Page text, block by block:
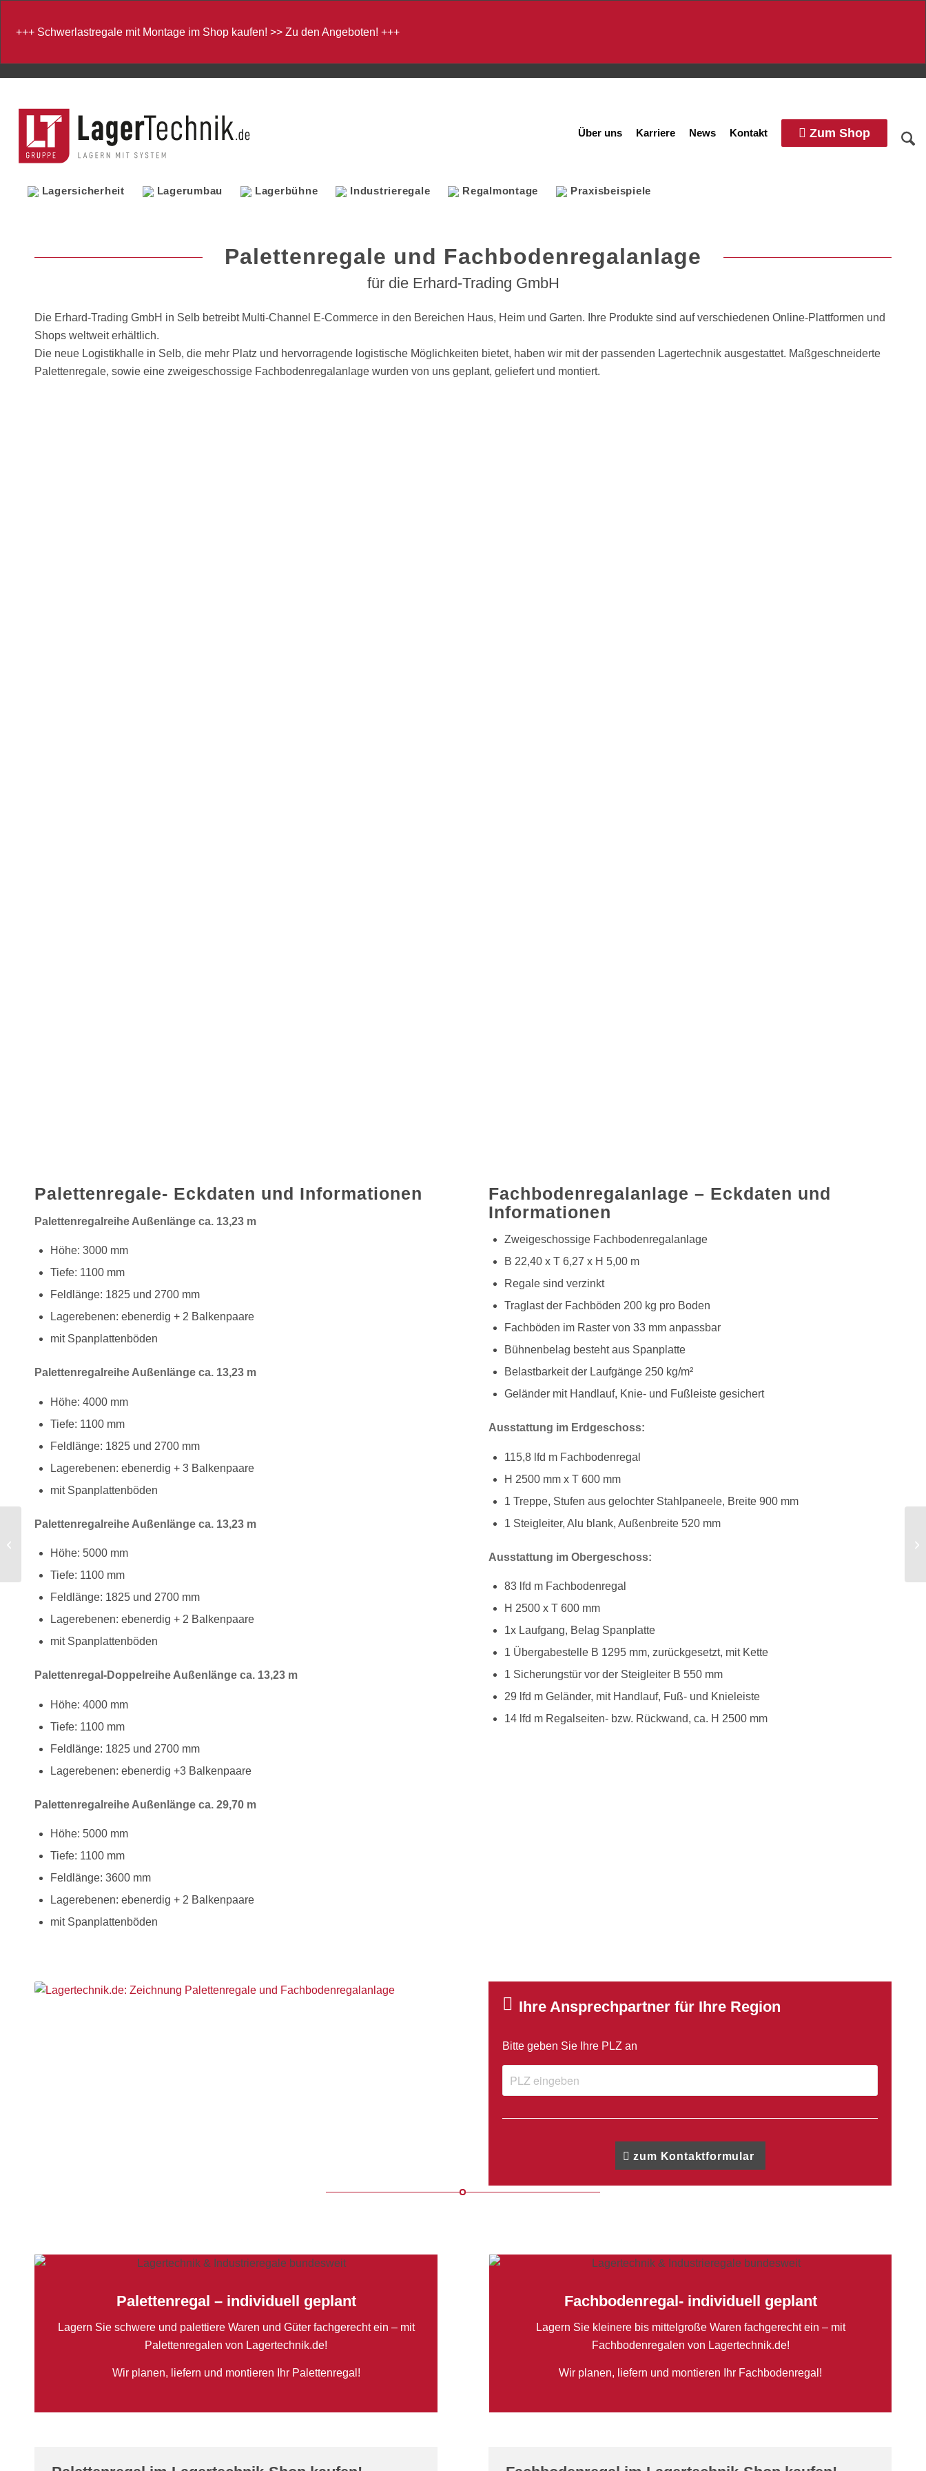
+++ Schwerlastregale mit Montage im Shop kaufen! >> Zu den Angeboten! +++
Über uns Karriere News Kontakt Zum Shop
Lagersicherheit Lagerumbau Lagerbühne Industrieregale Regalmontage Praxisbeispiele
Palettenregale und Fachbodenregalanlage
für die Erhard-Trading GmbH
Die Erhard-Trading GmbH in Selb betreibt Multi-Channel E-Commerce in den Bereichen Haus, Heim und Garten. Ihre Produkte sind auf verschiedenen Online-Plattformen und
Shops weltweit erhältlich.
Die neue Logistikhalle in Selb, die mehr Platz und hervorragende logistische Möglichkeiten bietet, haben wir mit der passenden Lagertechnik ausgestattet. Maßgeschneiderte
Palettenregale, sowie eine zweigeschossige Fachbodenregalanlage wurden von uns geplant, geliefert und montiert.
Palettenregale- Eckdaten und Informationen
Palettenregalreihe Außenlänge ca. 13,23 m
Höhe: 3000 mm
Tiefe: 1100 mm
Feldlänge: 1825 und 2700 mm
Lagerebenen: ebenerdig + 2 Balkenpaare
mit Spanplattenböden
Palettenregalreihe Außenlänge ca. 13,23 m
Höhe: 4000 mm
Tiefe: 1100 mm
Feldlänge: 1825 und 2700 mm
Lagerebenen: ebenerdig + 3 Balkenpaare
mit Spanplattenböden
Palettenregalreihe Außenlänge ca. 13,23 m
Höhe: 5000 mm
Tiefe: 1100 mm
Feldlänge: 1825 und 2700 mm
Lagerebenen: ebenerdig + 2 Balkenpaare
mit Spanplattenböden
Palettenregal-Doppelreihe Außenlänge ca. 13,23 m
Höhe: 4000 mm
Tiefe: 1100 mm
Feldlänge: 1825 und 2700 mm
Lagerebenen: ebenerdig +3 Balkenpaare
Palettenregalreihe Außenlänge ca. 29,70 m
Höhe: 5000 mm
Tiefe: 1100 mm
Feldlänge: 3600 mm
Lagerebenen: ebenerdig + 2 Balkenpaare
mit Spanplattenböden
Fachbodenregalanlage – Eckdaten und
Informationen
Zweigeschossige Fachbodenregalanlage
B 22,40 x T 6,27 x H 5,00 m
Regale sind verzinkt
Traglast der Fachböden 200 kg pro Boden
Fachböden im Raster von 33 mm anpassbar
Bühnenbelag besteht aus Spanplatte
Belastbarkeit der Laufgänge 250 kg/m²
Geländer mit Handlauf, Knie- und Fußleiste gesichert
Ausstattung im Erdgeschoss:
115,8 lfd m Fachbodenregal
H 2500 mm x T 600 mm
1 Treppe, Stufen aus gelochter Stahlpaneele, Breite 900 mm
1 Steigleiter, Alu blank, Außenbreite 520 mm
Ausstattung im Obergeschoss:
83 lfd m Fachbodenregal
H 2500 x T 600 mm
1x Laufgang, Belag Spanplatte
1 Übergabestelle B 1295 mm, zurückgesetzt, mit Kette
1 Sicherungstür vor der Steigleiter B 550 mm
29 lfd m Geländer, mit Handlauf, Fuß- und Knieleiste
14 lfd m Regalseiten- bzw. Rückwand, ca. H 2500 mm
Ihre Ansprechpartner für Ihre Region
Bitte geben Sie Ihre PLZ an
zum Kontaktformular
Palettenregal – individuell geplant
Lagern Sie schwere und palettiere Waren und Güter fachgerecht ein – mit
Palettenregalen von Lagertechnik.de!
Wir planen, liefern und montieren Ihr Palettenregal!
Fachbodenregal- individuell geplant
Lagern Sie kleinere bis mittelgroße Waren fachgerecht ein – mit
Fachbodenregalen von Lagertechnik.de!
Wir planen, liefern und montieren Ihr Fachbodenregal!
und Industrieregalen